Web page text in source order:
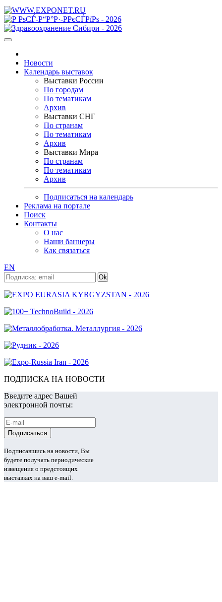
Новости
Календарь выставок
Выставки России
По городам
По тематикам
Архив
Выставки СНГ
По странам
По тематикам
Архив
Выставки Мира
По странам
По тематикам
Архив
Подписаться на календарь
Реклама на портале
Поиск
Контакты
О нас
Наши баннеры
Как связаться
EN
ПОДПИСКА НА НОВОСТИ
Введите адрес Вашей
электронной почты:
Подписавшись на новости, Вы
будете получать периодические
извещения о предстоящих
выставках на ваш e-mail.